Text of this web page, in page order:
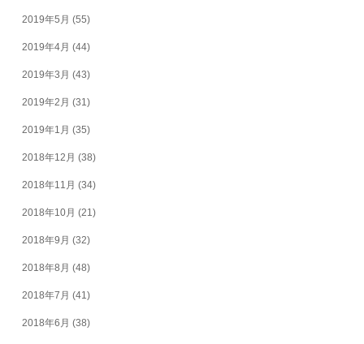
2019年5月 (55)
2019年4月 (44)
2019年3月 (43)
2019年2月 (31)
2019年1月 (35)
2018年12月 (38)
2018年11月 (34)
2018年10月 (21)
2018年9月 (32)
2018年8月 (48)
2018年7月 (41)
2018年6月 (38)